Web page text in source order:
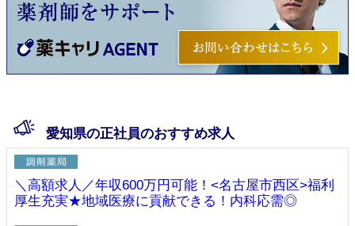
愛知県の正社員のおすすめ求人
＼高額求人／年収600万円可能！<名古屋市西区>福利
厚生充実★地域医療に貢献できる！内科応需◎